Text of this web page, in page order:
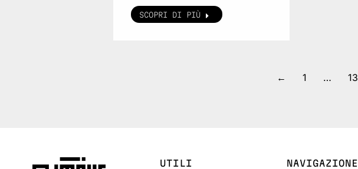
SCOPRI DI PIÙ
← 1 … 13
UTILI NAVIGAZIONE